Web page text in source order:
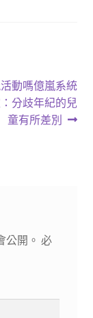
動嗎億嵐系統
分歧年紀的兒
童有所差別
公開。 必